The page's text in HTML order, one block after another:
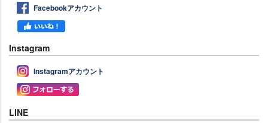
Facebookアカウント
Instagram
Instagramアカウント
LINE